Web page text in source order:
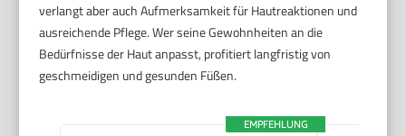
verlangt aber auch Aufmerksamkeit für Hautreaktionen und
ausreichende Pflege. Wer seine Gewohnheiten an die
Bedürfnisse der Haut anpasst, profitiert langfristig von
geschmeidigen und gesunden Füßen.
EMPFEHLUNG